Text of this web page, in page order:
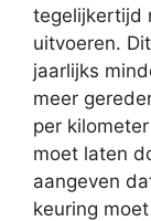
tegelijkertijd
uitvoeren.
jaarlijks
meer
per
moet laten
aangeven
keuring